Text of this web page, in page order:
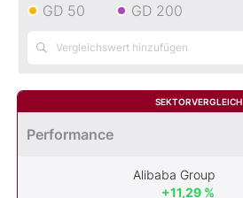
GD 50 GD 200
SEKTORVERGLEICH
Performance
Alibaba Group
+11,29 %